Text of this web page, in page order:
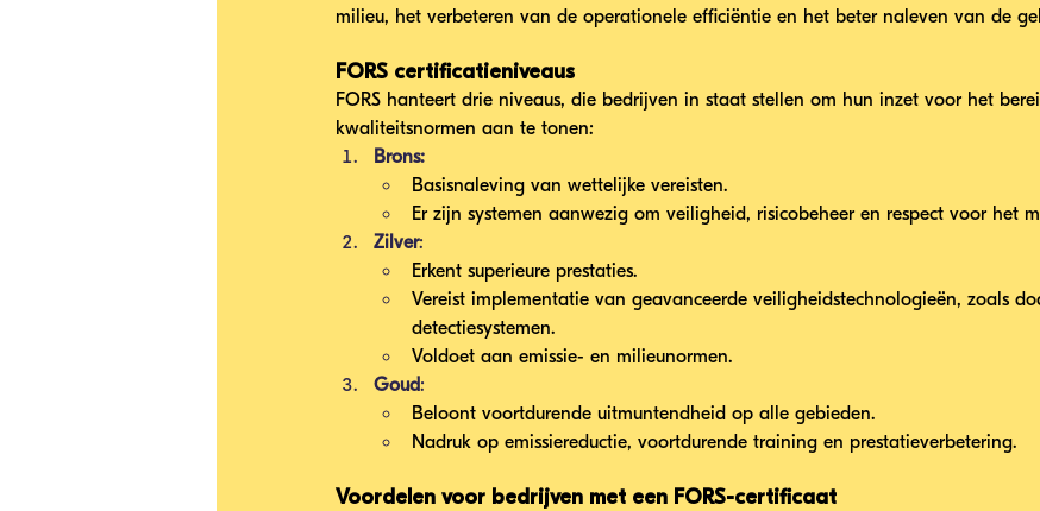
milieu, het verbeteren van de operationele efficiëntie en het beter naleven van de
FORS certificatieniveaus
FORS hanteert drie niveaus, die bedrijven in staat stellen om hun inzet voor het
kwaliteitsnormen aan te tonen:
Brons:
Basisnaleving van wettelijke vereisten.
Er zijn systemen aanwezig om veiligheid, risicobeheer en respect voor het
Zilver:
Erkent superieure prestaties.
Vereist implementatie van geavanceerde veiligheidstechnologieën, zoals
detectiesystemen.
Voldoet aan emissie- en milieunormen.
Goud:
Beloont voortdurende uitmuntendheid op alle gebieden.
Nadruk op emissiereductie, voortdurende training en prestatieverbetering.
Voordelen voor bedrijven met een FORS-certificaat